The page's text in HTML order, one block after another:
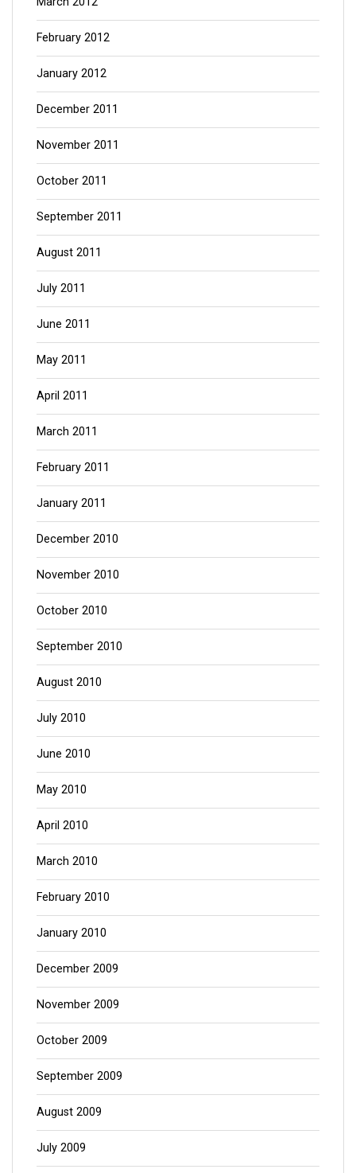
February 2012
January 2012
December 2011
November 2011
October 2011
September 2011
August 2011
July 2011
June 2011
May 2011
April 2011
March 2011
February 2011
January 2011
December 2010
November 2010
October 2010
September 2010
August 2010
July 2010
June 2010
May 2010
April 2010
March 2010
February 2010
January 2010
December 2009
November 2009
October 2009
September 2009
August 2009
July 2009